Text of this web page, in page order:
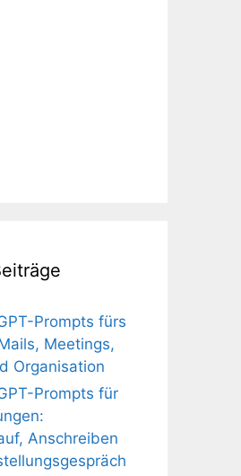
Prompts fürs
Meetings,
Organisation
Prompts für
Anschreiben